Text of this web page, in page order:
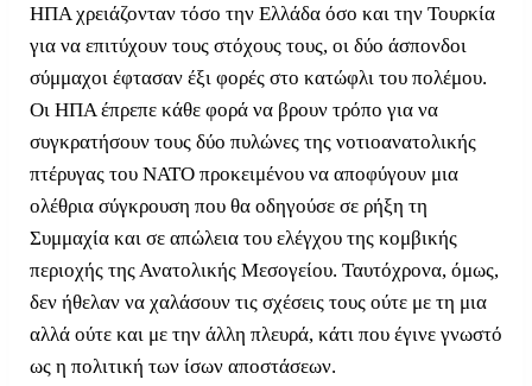
ΗΠΑ χρειάζονταν τόσο την Ελλάδα όσο και την Τουρκία
για να επιτύχουν τους στόχους τους, οι δύο άσπονδοι
σύμμαχοι έφτασαν έξι φορές στο κατώφλι του πολέμου.
Οι ΗΠΑ έπρεπε κάθε φορά να βρουν τρόπο για να
συγκρατήσουν τους δύο πυλώνες της νοτιοανατολικής
πτέρυγας του ΝΑΤΟ προκειμένου να αποφύγουν μια
ολέθρια σύγκρουση που θα οδηγούσε σε ρήξη τη
Συμμαχία και σε απώλεια του ελέγχου της κομβικής
περιοχής της Ανατολικής Μεσογείου. Ταυτόχρονα, όμως,
δεν ήθελαν να χαλάσουν τις σχέσεις τους ούτε με τη μια
αλλά ούτε και με την άλλη πλευρά, κάτι που έγινε γνωστό
ως η πολιτική των ίσων αποστάσεων.